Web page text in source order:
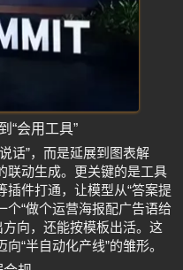
“会用工具”
话”，而是延展到图表解
联动生成。更关键的是工具
件打通，让模型从“答案提
个“做个运营海报配广告语给
向，还能按模板出活。这
“半自动化产线”的雏形。